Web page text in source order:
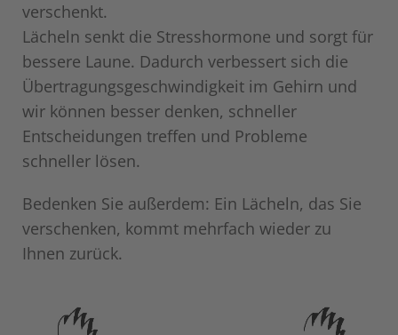
verschenkt.
Lächeln senkt die Stresshormone und sorgt für
bessere Laune. Dadurch verbessert sich die
Übertragungsgeschwindigkeit im Gehirn und
wir können besser denken, schneller
Entscheidungen treffen und Probleme
schneller lösen.
Bedenken Sie außerdem: Ein Lächeln, das Sie
verschenken, kommt mehrfach wieder zu
Ihnen zurück.